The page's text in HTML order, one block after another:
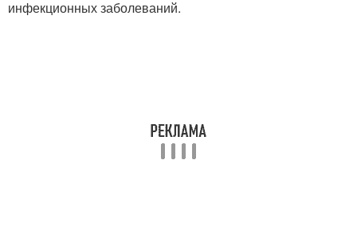
инфекционных заболеваний.